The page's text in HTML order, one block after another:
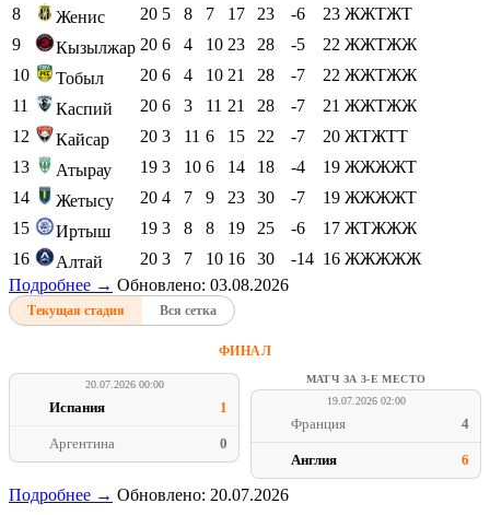
8
Женис 20 5 8 7 17 23 -6 23 ЖЖТЖТ
9
Кызылжар 20 6 4 10 23 28 -5 22 ЖЖТЖЖ
10
Тобыл 20 6 4 10 21 28 -7 22 ЖЖТЖЖ
11
Каспий 20 6 3 11 21 28 -7 21 ЖЖТЖЖ
12
Кайсар 20 3 11 6 15 22 -7 20 ЖТЖТТ
13
Атырау 19 3 10 6 14 18 -4 19 ЖЖЖЖТ
14
Жетысу 20 4 7 9 23 30 -7 19 ЖЖЖЖТ
15
Иртыш 19 3 8 8 19 25 -6 17 ЖТЖЖЖ
16
Алтай 20 3 7 10 16 30 -14 16 ЖЖЖЖЖ
Подробнее → Обновлено: 03.08.2026
Текущая стадия Вся сетка
ФИНАЛ
20.07.2026 00:00
Испания 1
Аргентина 0
МАТЧ ЗА 3-Е МЕСТО
19.07.2026 02:00
Франция 4
Англия 6
Подробнее → Обновлено: 20.07.2026